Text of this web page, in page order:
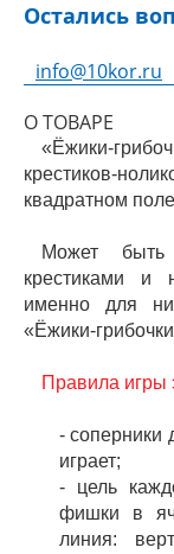
Остались
info@10kor.ru
О ТОВАРЕ
«Ёжики-
крестиков-
квадратном
Может быть
крестиками и
именно для
«Ёжики-
Правила игры
- соперники
играет;
- цель
фишки в
линия: